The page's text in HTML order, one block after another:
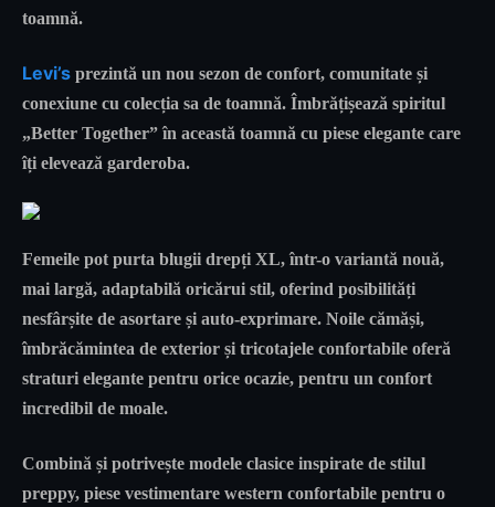
toamnă.
Levi’s prezintă un nou sezon de confort, comunitate și
conexiune cu colecția sa de toamnă. Îmbrățișează spiritul
„Better Together” în această toamnă cu piese elegante care
îți elevează garderoba.
Femeile pot purta blugii drepți XL, într-o variantă nouă,
mai largă, adaptabilă oricărui stil, oferind posibilități
nesfârșite de asortare și auto-exprimare. Noile cămăși,
îmbrăcămintea de exterior și tricotajele confortabile oferă
straturi elegante pentru orice ocazie, pentru un confort
incredibil de moale.
Combină și potrivește modele clasice inspirate de stilul
preppy, piese vestimentare western confortabile pentru o